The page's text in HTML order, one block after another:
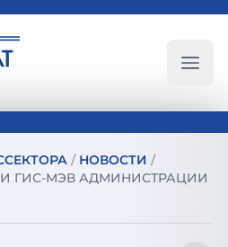
/ НОВОСТИ /
ГИС-МЭВ АДМИНИСТРАЦИИ